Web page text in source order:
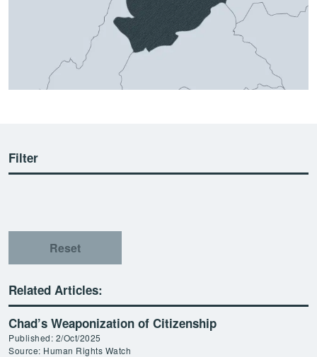
Filter
Reset
Related Articles:
Chad’s Weaponization of Citizenship
Published: 2/Oct/2025
Source: Human Rights Watch